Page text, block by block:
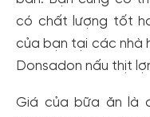
có chất lượng tốt
của bạn tại các nhà
Donsadon nấu thịt
Giá của bữa ăn là
Hoặc
Đăng nhập Facebook